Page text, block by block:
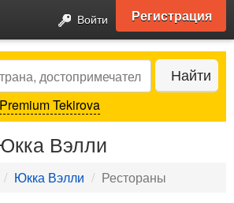
Войти Регистрация
Найти
Tekirova
Вэлли
Юкка Вэлли Рестораны